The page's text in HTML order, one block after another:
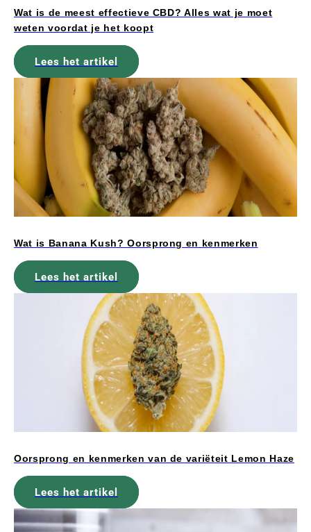
Wat is de meest effectieve CBD? Alles wat je moet
weten voordat je het koopt
Lees het artikel
Wat is Banana Kush? Oorsprong en kenmerken
Lees het artikel
Oorsprong en kenmerken van de variëteit Lemon Haze
Lees het artikel